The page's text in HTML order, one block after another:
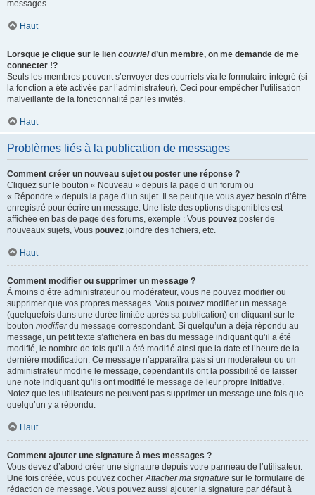
messages.
Haut
Lorsque je clique sur le lien courrield’un membre, on me demande de me
connecter !?
Seuls les membres peuvent s’envoyer des courriels via le formulaire intégré (si
la fonction a été activée par l’administrateur). Ceci pour empêcher l’utilisation
malveillante de la fonctionnalité par les invités.
Haut
Problèmes liés à la publication de messages
Comment créer un nouveau sujet ou poster une réponse ?
Cliquez sur le bouton « Nouveau » depuis la page d’un forum ou
« Répondre » depuis la page d’un sujet. Il se peut que vous ayez besoin d’être
enregistré pour écrire un message. Une liste des options disponibles est
affichée en bas de page des forums, exemple : Vous pouvez poster de
nouveaux sujets, Vous pouvez joindre des fichiers, etc.
Haut
Comment modifier ou supprimer un message ?
À moins d’être administrateur ou modérateur, vous ne pouvez modifier ou
supprimer que vos propres messages. Vous pouvez modifier un message
(quelquefois dans une durée limitée après sa publication) en cliquant sur le
bouton modifierdu message correspondant. Si quelqu’un a déjà répondu au
message, un petit texte s’affichera en bas du message indiquant qu’il a été
modifié, le nombre de fois qu’il a été modifié ainsi que la date et l’heure de la
dernière modification. Ce message n’apparaîtra pas si un modérateur ou un
administrateur modifie le message, cependant ils ont la possibilité de laisser
une note indiquant qu’ils ont modifié le message de leur propre initiative.
Notez que les utilisateurs ne peuvent pas supprimer un message une fois que
quelqu’un y a répondu.
Haut
Comment ajouter une signature à mes messages ?
Vous devez d’abord créer une signature depuis votre panneau de l’utilisateur.
Une fois créée, vous pouvez cocherAttacher ma signature sur le formulaire de
rédaction de message. Vous pouvez aussi ajouter la signature par défaut à